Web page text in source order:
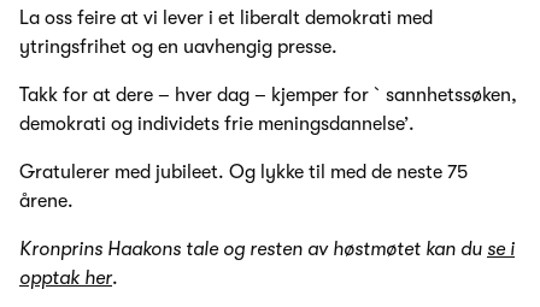
La oss feire at vi lever i et liberalt demokrati med
ytringsfrihet og en uavhengig presse.
Takk for at dere – hver dag – kjemper for `sannhetssøken,
demokrati og individets frie meningsdannelse’.
Gratulerer med jubileet. Og lykke til med de neste 75
årene.
Kronprins Haakons tale og resten av høstmøtet kan du se i
opptak her.